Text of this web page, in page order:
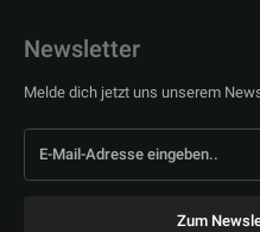
Newsletter
Melde dich jetzt uns unserem
Zum